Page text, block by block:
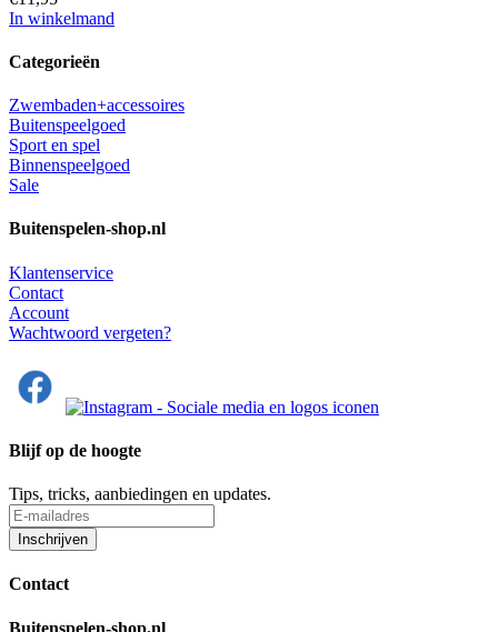
In winkelmand
Categorieën
Zwembaden+accessoires
Buitenspeelgoed
Sport en spel
Binnenspeelgoed
Sale
Buitenspelen-shop.nl
Klantenservice
Contact
Account
Wachtwoord vergeten?
Blijf op de hoogte
Tips, tricks, aanbiedingen en updates.
Contact
Buitenspelen-shop.nl